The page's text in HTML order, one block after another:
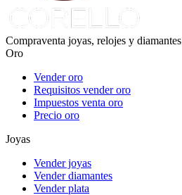
Compraventa joyas, relojes y diamantes
Oro
Vender oro
Requisitos vender oro
Impuestos venta oro
Precio oro
Joyas
Vender joyas
Vender diamantes
Vender plata